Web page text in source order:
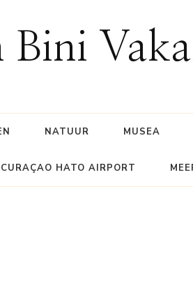
Bini
NATUUR MUSEA
HATO AIRPORT